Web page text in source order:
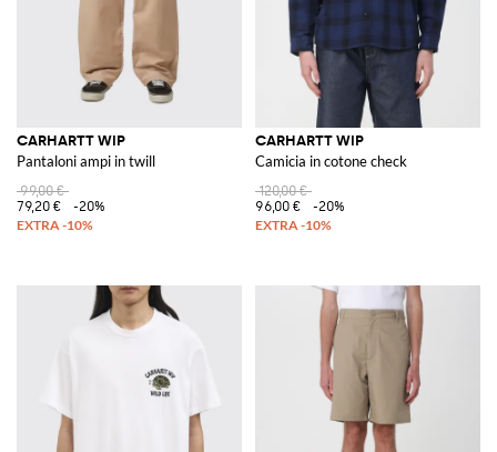
CARHARTT WIP
Pantaloni ampi in twill
99,00 €
79,20 €
-20%
CARHARTT WIP
Camicia in cotone check
120,00 €
96,00 €
-20%